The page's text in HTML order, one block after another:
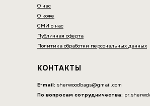
КОНТАКТЫ
E-mail: sherwoodbags@gmail.com
По вопросам сотрудничества:
О нас
О коже
СМИ о нас
Публичная оферта
Политика обработки персональных данных